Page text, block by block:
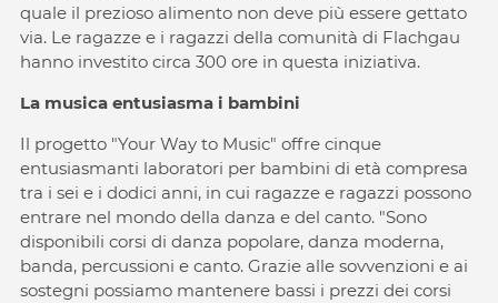
quale il prezioso alimento non deve più essere gettato
via. Le ragazze e i ragazzi della comunità di Flachgau
hanno investito circa 300 ore in questa iniziativa.
La musica entusiasma i bambini
Il progetto "Your Way to Music" offre cinque
entusiasmanti laboratori per bambini di età compresa
tra i sei e i dodici anni, in cui ragazze e ragazzi possono
entrare nel mondo della danza e del canto. "Sono
disponibili corsi di danza popolare, danza moderna,
banda, percussioni e canto. Grazie alle sovvenzioni e ai
sostegni possiamo mantenere bassi i prezzi dei corsi